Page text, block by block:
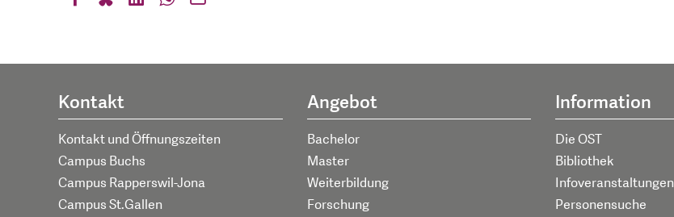
Kontakt
Kontakt und Öffnungszeiten
Campus Buchs
Campus Rapperswil-Jona
Campus St.Gallen
Angebot
Bachelor
Master
Weiterbildung
Forschung
Information
Die OST
Bibliothek
Infoveranstaltungen
Personensuche